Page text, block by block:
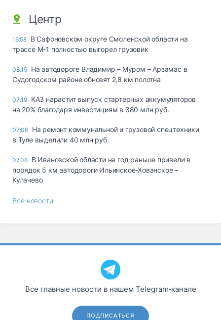
Центр
16:58 В Сафоновском округе Смоленской области на
трассе М-1 полностью выгорел грузовик
08:15 На автодороге Владимир – Муром – Арзамас в
Судогодском районе обновят 2,8 км полотна
07:19 КАЗ нарастит выпуск стартерных аккумуляторов
на 20% благодаря инвестициям в 380 млн руб.
07:06 На ремонт коммунальной и грузовой спецтехники
в Туле выделили 40 млн руб.
07.08 В Ивановской области на год раньше привели в
порядок 5 км автодороги Ильинское-Хованское –
Кулачево
Все новости
Все главные новости в нашем Telegram‑канале
ПОДПИСАТЬСЯ